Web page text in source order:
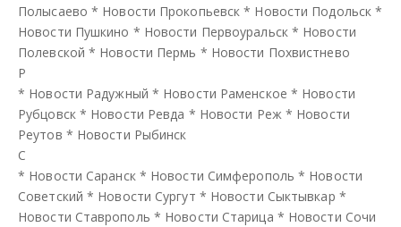
Полысаево * Новости Прокопьевск * Новости Подольск *
Новости Пушкино * Новости Первоуральск * Новости
Полевской * Новости Пермь * Новости Похвистнево
Р
* Новости Радужный * Новости Раменское * Новости
Рубцовск * Новости Ревда * Новости Реж * Новости
Реутов * Новости Рыбинск
С
* Новости Саранск * Новости Симферополь * Новости
Советский * Новости Сургут * Новости Сыктывкар *
Новости Ставрополь * Новости Старица * Новости Сочи